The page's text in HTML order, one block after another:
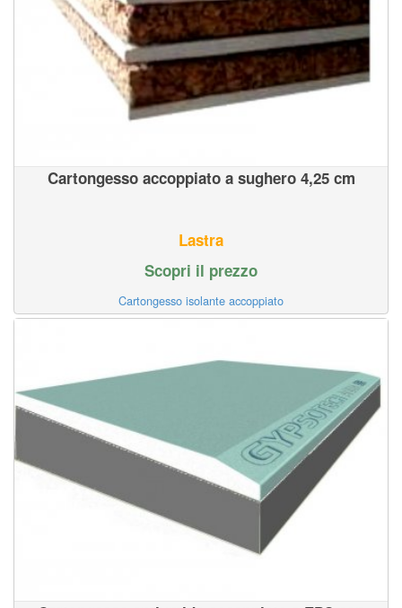
Cartongesso accoppiato a sughero 4,25 cm
Lastra
Scopri il prezzo
Cartongesso isolante accoppiato